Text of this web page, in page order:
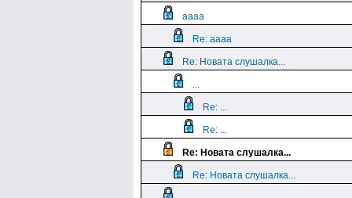
aaaa
Re: aaaa
Re: Новата слушалка...
...
Re: ...
Re: ...
Re: Новата слушалка...
Re: Новата слушалка...